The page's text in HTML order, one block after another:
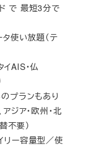
で 最短3分で
使い放題（テ
AIS・仏
プランもあり
ジア・欧州・北
不要）
リー容量型／使